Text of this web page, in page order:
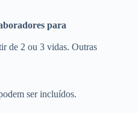
para
de 2 ou 3 vidas. Outras
ser incluídos.